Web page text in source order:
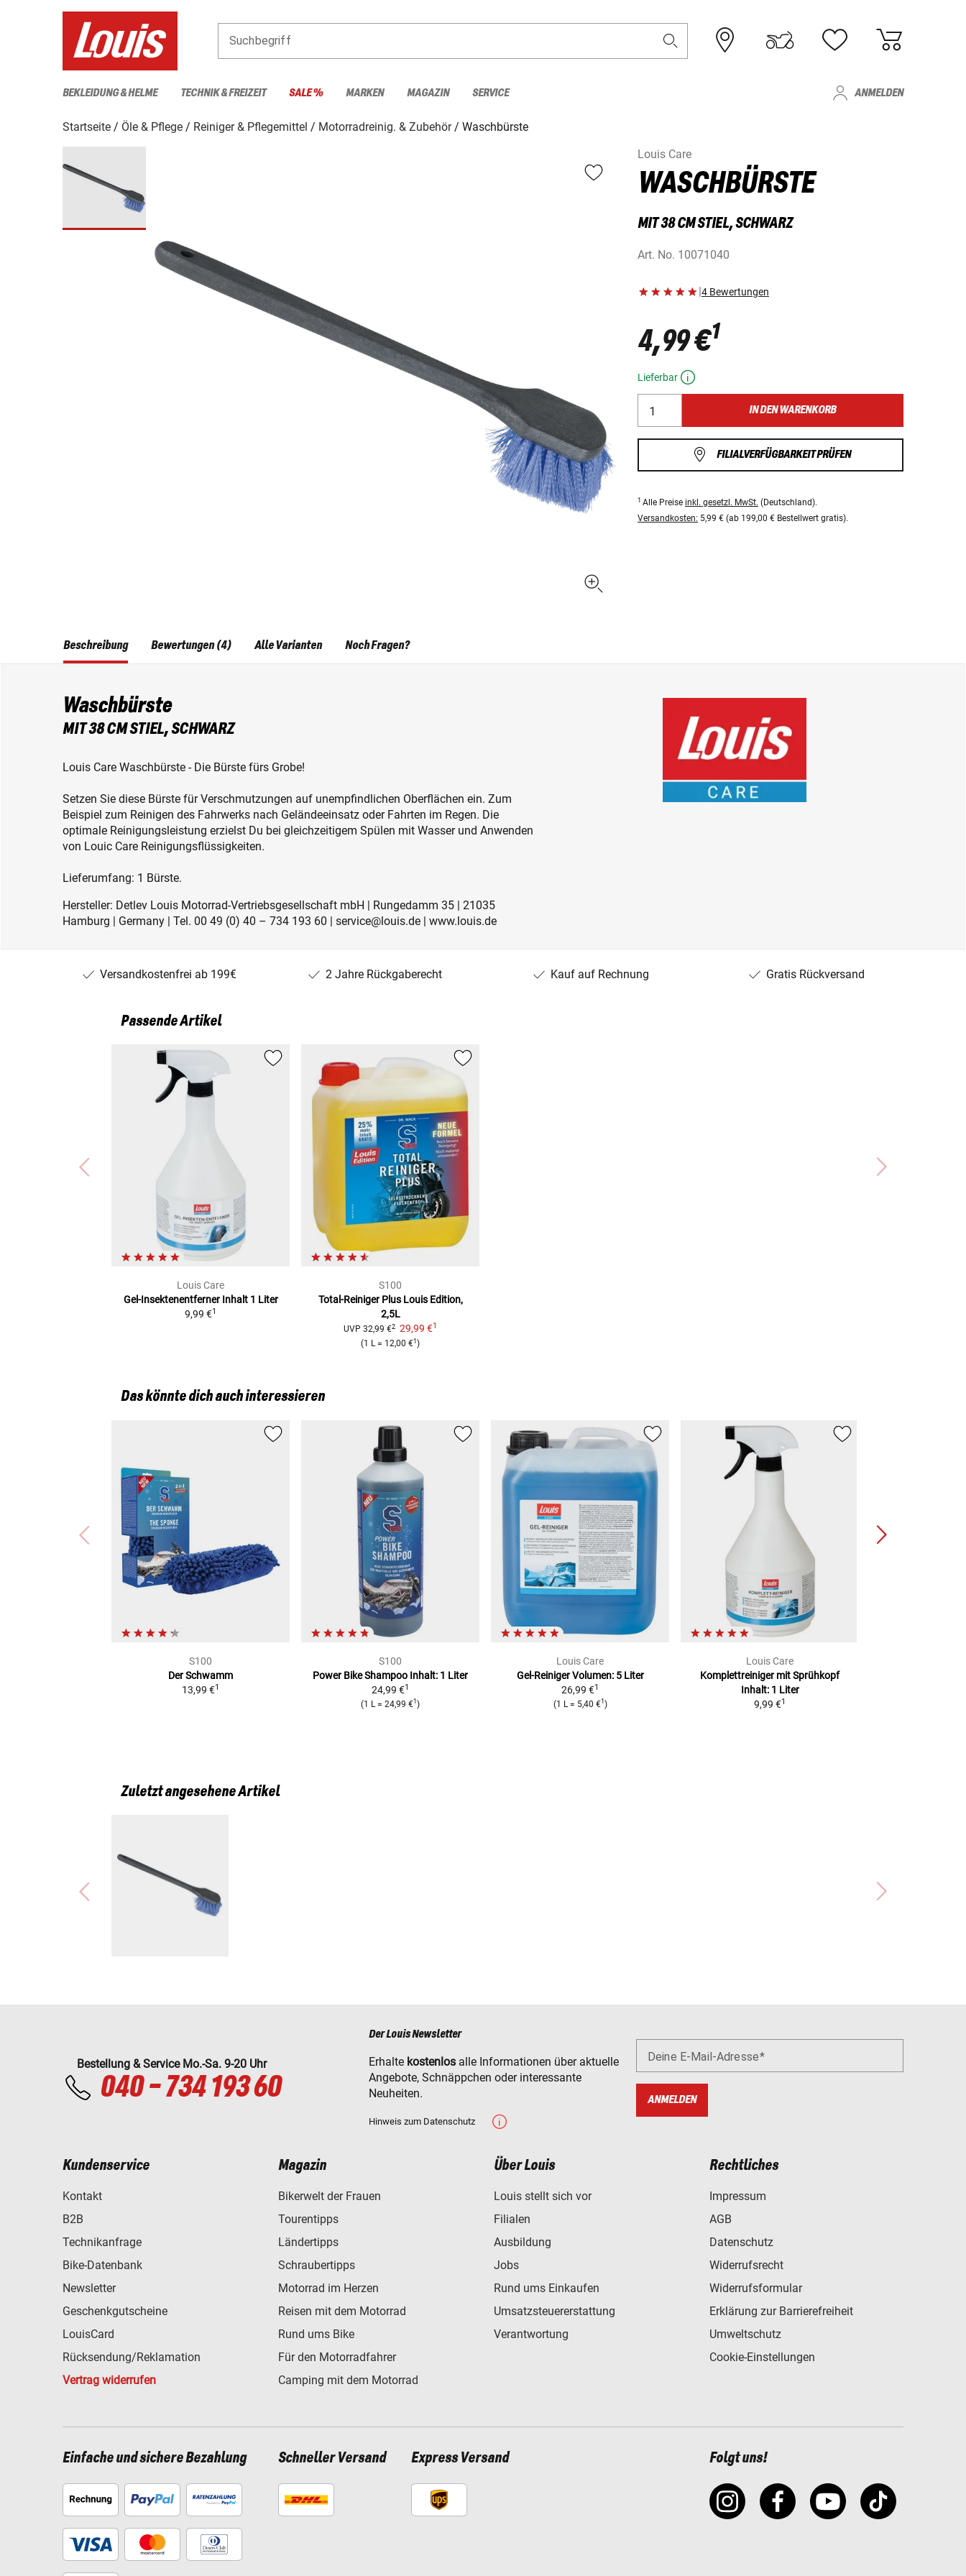
Suchbegriff
BEKLEIDUNG & HELME TECHNIK & FREIZEIT SALE % MARKEN MAGAZIN SERVICE ANMELDEN
Startseite Öle & Pflege Reiniger & Pflegemittel Motorradreinig. & Zubehör
Waschbürste
Louis Care
WASCHBÜRSTE
MIT 38 CM STIEL, SCHWARZ
Art. No. 10071040
|4 Bewertungen
4,99 €1
Lieferbar
IN DEN WARENKORB
FILIALVERFÜGBARKEIT PRÜFEN
1 Alle Preise inkl. gesetzl. MwSt. (Deutschland).
Versandkosten: 5,99 € (ab 199,00 € Bestellwert gratis).
Beschreibung
Waschbürste
MIT 38 CM STIEL, SCHWARZ
Louis Care Waschbürste - Die Bürste fürs Grobe!
Setzen Sie diese Bürste für Verschmutzungen auf unempfindlichen Oberflächen ein. Zum
Beispiel zum Reinigen des Fahrwerks nach Geländeeinsatz oder Fahrten im Regen. Die
optimale Reinigungsleistung erzielst Du bei gleichzeitigem Spülen mit Wasser und Anwenden
von Louic Care Reinigungsflüssigkeiten.
Lieferumfang: 1 Bürste.
Hersteller: Detlev Louis Motorrad-Vertriebsgesellschaft mbH | Rungedamm 35 | 21035
Hamburg | Germany | Tel. 00 49 (0) 40 – 734 193 60 | service@louis.de | www.louis.de
Bewertungen (4) Alle Varianten Noch Fragen?
Versandkostenfrei ab 199€ 2 Jahre Rückgaberecht Kauf auf Rechnung Gratis Rückversand
Passende Artikel
Louis Care
Gel-Insektenentferner Inhalt 1 Liter
9,99 €1
S100
Total-Reiniger Plus Louis Edition,
2,5L
UVP 32,99 €2 29,99 €1
(1 L= 12,00 €1 )
Das könnte dich auch interessieren
S100
Der Schwamm
13,99 €1
S100
Power Bike Shampoo Inhalt: 1 Liter
24,99 €1
(1 L= 24,99 €1 )
Louis Care
Gel-Reiniger Volumen: 5 Liter
26,99 €1
(1 L= 5,40 €1 )
Louis Care
Komplettreiniger mit Sprühkopf
Inhalt: 1 Liter
9,99 €1
Zuletzt angesehene Artikel
Bestellung & Service Mo.-Sa. 9-20 Uhr
040 - 734 193 60
Der Louis Newsletter
Erhalte kostenlos alle Informationen über aktuelle
Angebote, Schnäppchen oder interessante
Neuheiten.
Hinweis zum Datenschutz
Deine E-Mail-Adresse
ANMELDEN
Kundenservice
Kontakt
B2B
Technikanfrage
Bike-Datenbank
Newsletter
Geschenkgutscheine
LouisCard
Rücksendung/Reklamation
Vertrag widerrufen
Magazin
Bikerwelt der Frauen
Tourentipps
Ländertipps
Schraubertipps
Motorrad im Herzen
Reisen mit dem Motorrad
Rund ums Bike
Für den Motorradfahrer
Camping mit dem Motorrad
Über Louis
Louis stellt sich vor
Filialen
Ausbildung
Jobs
Rund ums Einkaufen
Umsatzsteuererstattung
Verantwortung
Rechtliches
Impressum
AGB
Datenschutz
Widerrufsrecht
Widerrufsformular
Erklärung zur Barrierefreiheit
Umweltschutz
Cookie-Einstellungen
Einfache und sichere Bezahlung Schneller Versand Express Versand Folgt uns!